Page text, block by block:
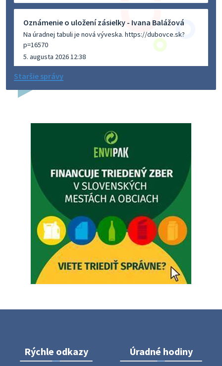
Oznámenie o uložení zásielky - Ivana Balážová
Na úradnej tabuli je nová výveska. https://dubovce.sk?
p=16570
5. augusta 2026 12:38
Dovolenka - MUDr. Marián Sivoň
budeZATVORENÁ z dôvodu čerpania dovolenky. Akútne
prípady bude riešiť MUDr.Fisch…
Zajtrajší zvoz odpadu
Vážený občan, zajtra 5. 8. sa bude zvážať komunálny odpad.
4. augusta 2026 15:30
Dnešný zvoz odpadu
Vážený občan, dnes 5. 8. sa zváža komunálny odpad.
5. augusta 2026 05:00
ZBER ŽELEZA
Staršie správy
Rýchle odkazy Úradné hodiny